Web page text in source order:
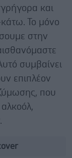
και
κάτω. Το μόνο
στην
συμβαίνει
επιπλέον
που